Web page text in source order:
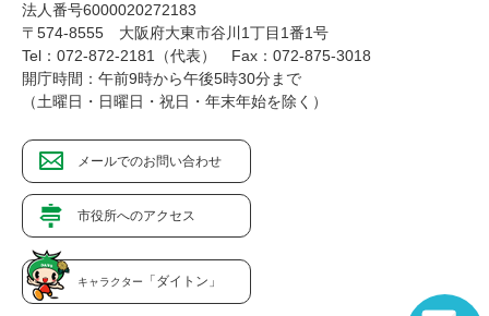
法人番号6000020272183
〒574-8555 大阪府大東市谷川1丁目1番1号
Tel：072-872-2181（代表）
Fax：072-875-3018
開庁時間：午前9時から午後5時30分まで
（土曜日・日曜日・祝日・年末年始を除く）
メールでのお問い合わせ
市役所へのアクセス
キャラクター 「ダイトン」